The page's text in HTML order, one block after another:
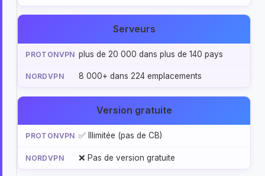
Serveurs
plus de 20 000 dans plus de 140 pays
8 000+ dans 224 emplacements
Version gratuite
✅ Illimitée (pas de CB)
❌ Pas de version gratuite